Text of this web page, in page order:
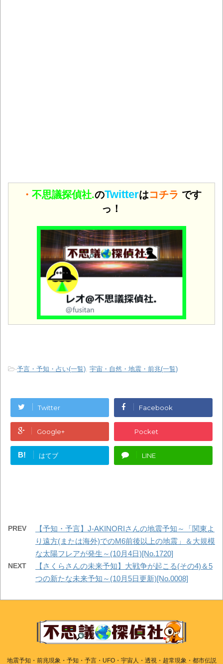
・ 不思議探偵社.のTwitterはコチラ です
っ！
-予言・予知・占い(一覧), 宇宙・自然・地震・前兆(一覧)
Twitter Facebook
Google+ Pocket
B! はてブ LINE
PREV
【予知・予言】J-AKINORIさんの地震予知～「関東よ
り遠方(または海外)でのM6前後以上の地震」＆大規模
な太陽フレアが発生～(10月4日)[No.1720]
NEXT
【さくらさんの未来予知】大戦争が起こる(その4)＆5
つの新たな未来予知～(10月5日更新)[No.0008]
地震予知・前兆現象・予知・予言・UFO・宇宙人・透視・超常現象・都市伝説